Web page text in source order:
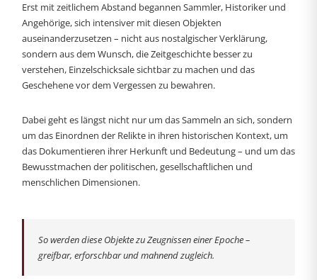
Erst mit zeitlichem Abstand begannen Sammler, Historiker und
Angehörige, sich intensiver mit diesen Objekten
auseinanderzusetzen – nicht aus nostalgischer Verklärung,
sondern aus dem Wunsch, die Zeitgeschichte besser zu
verstehen, Einzelschicksale sichtbar zu machen und das
Geschehene vor dem Vergessen zu bewahren.
Dabei geht es längst nicht nur um das Sammeln an sich, sondern
um das Einordnen der Relikte in ihren historischen Kontext, um
das Dokumentieren ihrer Herkunft und Bedeutung – und um das
Bewusstmachen der politischen, gesellschaftlichen und
menschlichen Dimensionen.
So werden diese Objekte zu Zeugnissen einer Epoche –
greifbar, erforschbar und mahnend zugleich.